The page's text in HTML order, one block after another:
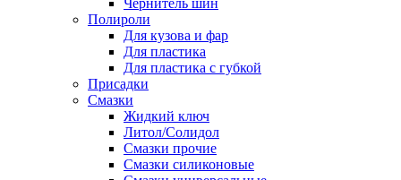
Чернитель шин
Полироли
Для кузова и фар
Для пластика
Для пластика с губкой
Присадки
Смазки
Жидкий ключ
Литол/Солидол
Смазки прочие
Смазки силиконовые